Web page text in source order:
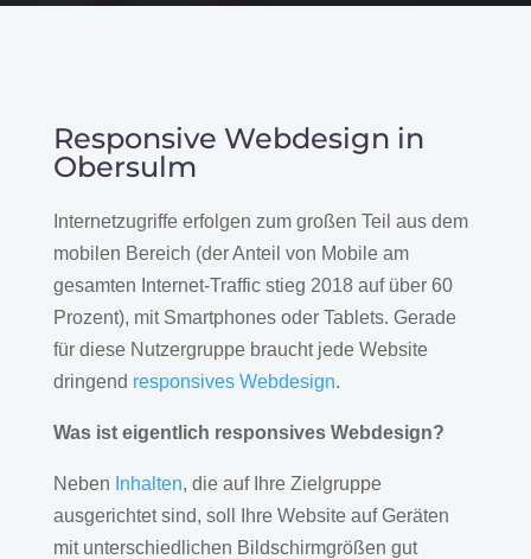
Responsive Webdesign in
Obersulm
Internetzugriffe erfolgen zum großen Teil aus dem
mobilen Bereich (der Anteil von Mobile am
gesamten Internet-Traffic stieg 2018 auf über 60
Prozent), mit Smartphones oder Tablets. Gerade
für diese Nutzergruppe braucht jede Website
dringend responsives Webdesign.
Was ist eigentlich responsives Webdesign?
Neben Inhalten, die auf Ihre Zielgruppe
ausgerichtet sind, soll Ihre Website auf Geräten
mit unterschiedlichen Bildschirmgrößen gut